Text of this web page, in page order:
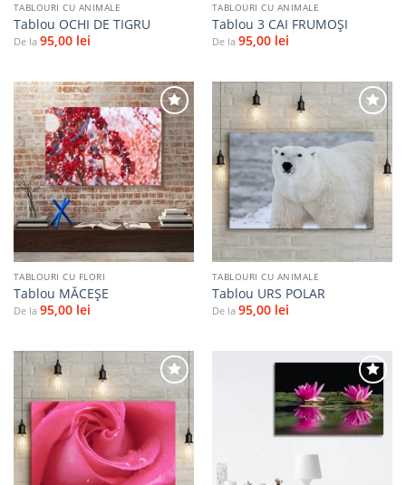
TABLOURI CU ANIMALE
Tablou OCHI DE TIGRU
De la 95,00 lei
TABLOURI CU ANIMALE
Tablou 3 CAI FRUMOȘI
De la 95,00 lei
Adaugă
la
favorite
TABLOURI CU FLORI
Tablou MĂCEŞE
De la 95,00 lei
TABLOURI CU ANIMALE
Tablou URS POLAR
De la 95,00 lei
Adaugă
favorite
Adaugă
la